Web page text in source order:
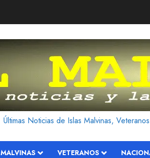
Últimas Noticias de Islas Malvinas,
MALVINAS VETERANOS